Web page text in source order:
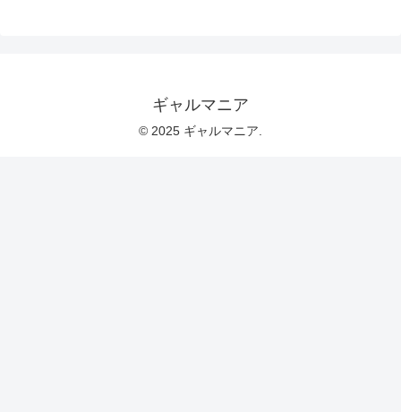
ギャルマニア
© 2025 ギャルマニア.